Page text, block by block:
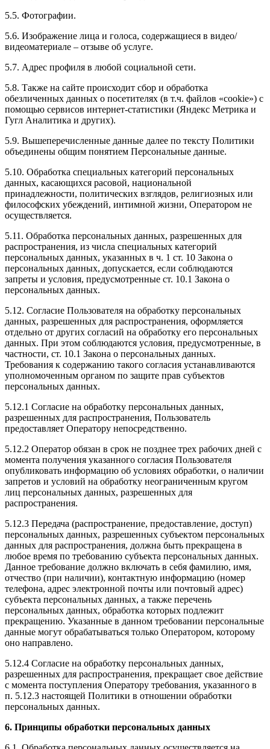
5.5. Фотографии.
5.6. Изображение лица и голоса, содержащиеся в видео/
видеоматериале – отзыве об услуге.
5.7. Адрес профиля в любой социальной сети.
5.8. Также на сайте происходит сбор и обработка
обезличенных данных о посетителях (в т.ч. файлов «cookie») с
помощью сервисов интернет-статистики (Яндекс Метрика и
Гугл Аналитика и других).
5.9. Вышеперечисленные данные далее по тексту Политики
объединены общим понятием Персональные данные.
5.10. Обработка специальных категорий персональных
данных, касающихся расовой, национальной
принадлежности, политических взглядов, религиозных или
философских убеждений, интимной жизни, Оператором не
осуществляется.
5.11. Обработка персональных данных, разрешенных для
распространения, из числа специальных категорий
персональных данных, указанных в ч. 1 ст. 10 Закона о
персональных данных, допускается, если соблюдаются
запреты и условия, предусмотренные ст. 10.1 Закона о
персональных данных.
5.12. Согласие Пользователя на обработку персональных
данных, разрешенных для распространения, оформляется
отдельно от других согласий на обработку его персональных
данных. При этом соблюдаются условия, предусмотренные, в
частности, ст. 10.1 Закона о персональных данных.
Требования к содержанию такого согласия устанавливаются
уполномоченным органом по защите прав субъектов
персональных данных.
5.12.1 Согласие на обработку персональных данных,
разрешенных для распространения, Пользователь
предоставляет Оператору непосредственно.
5.12.2 Оператор обязан в срок не позднее трех рабочих дней с
момента получения указанного согласия Пользователя
опубликовать информацию об условиях обработки, о наличии
запретов и условий на обработку неограниченным кругом
лиц персональных данных, разрешенных для
распространения.
5.12.3 Передача (распространение, предоставление, доступ)
персональных данных, разрешенных субъектом персональных
данных для распространения, должна быть прекращена в
любое время по требованию субъекта персональных данных.
Данное требование должно включать в себя фамилию, имя,
отчество (при наличии), контактную информацию (номер
телефона, адрес электронной почты или почтовый адрес)
субъекта персональных данных, а также перечень
персональных данных, обработка которых подлежит
прекращению. Указанные в данном требовании персональные
данные могут обрабатываться только Оператором, которому
оно направлено.
5.12.4 Согласие на обработку персональных данных,
разрешенных для распространения, прекращает свое действие
с момента поступления Оператору требования, указанного в
п. 5.12.3 настоящей Политики в отношении обработки
персональных данных.
6. Принципы обработки персональных данных